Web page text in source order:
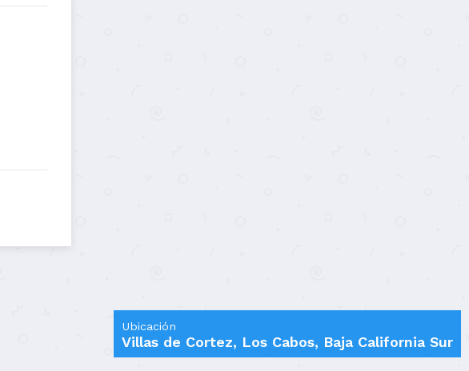
Ubicación
Villas de Cortez, Los Cabos, Baja California Sur